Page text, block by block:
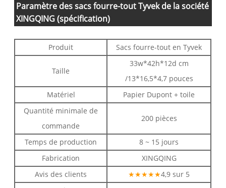
Paramètre des sacs fourre-tout Tyvek de la société
XINGQING (spécification)
Produit Sacs fourre-tout en Tyvek
Taille
33w*42h*12d cm
/13*16,5*4,7 pouces
Matériel
Papier Dupont + toile
Quantité minimale de
commande
200 pièces
Temps de production
8 ~ 15 jours
Fabrication
XINGQING
Avis des clients
★★★★★4,9 sur 5